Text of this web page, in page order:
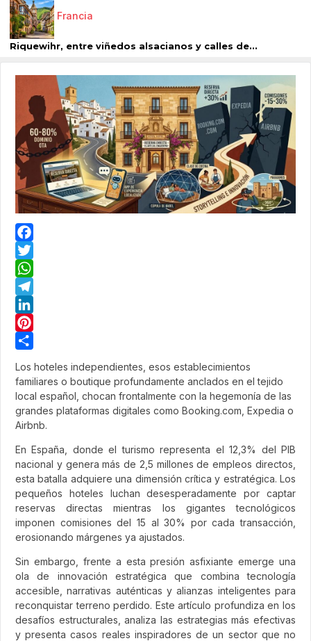
Francia
Riquewihr, entre viñedos alsacianos y calles de...
Facebook
Twitter
WhatsApp
Telegram
LinkedIn
Pinterest
Los hoteles independientes, esos establecimientos
familiares o boutique profundamente anclados en el tejido
local español, chocan frontalmente con la hegemonía de las
grandes plataformas digitales como Booking.com, Expedia o
Airbnb.
En España, donde el turismo representa el 12,3% del PIB
nacional y genera más de 2,5 millones de empleos directos,
esta batalla adquiere una dimensión crítica y estratégica. Los
pequeños hoteles luchan desesperadamente por captar
reservas directas mientras los gigantes tecnológicos
imponen comisiones del 15 al 30% por cada transacción,
erosionando márgenes ya ajustados.
Sin embargo, frente a esta presión asfixiante emerge una
ola de innovación estratégica que combina tecnología
accesible, narrativas auténticas y alianzas inteligentes para
reconquistar terreno perdido. Este artículo profundiza en los
desafíos estructurales, analiza las estrategias más efectivas
y presenta casos reales inspiradores de un sector que no